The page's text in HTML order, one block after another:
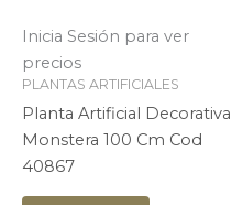
Inicia Sesión para ver
precios
PLANTAS ARTIFICIALES
Planta Artificial Decorativa
Monstera 100 Cm Cod
40867